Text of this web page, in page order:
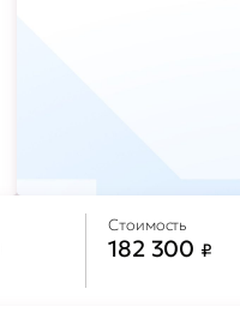
Стоимость
182 300 ₽